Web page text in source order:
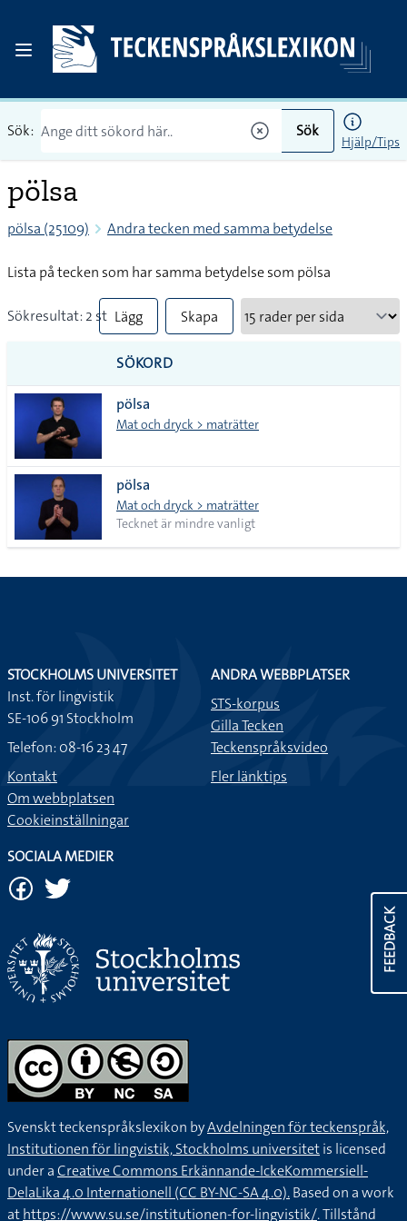
Sök: Sök
Hjälp/Tips
pölsa
pölsa (25109) Andra tecken med samma betydelse
Lista på tecken som har samma betydelse som pölsa
Sökresultat: 2 st Lägg
till
alla i
lista
Skapa
SÖKORD
pölsa
Mat och dryck > maträtter
pölsa
Mat och dryck > maträtter
Tecknet är mindre vanligt
FEEDBACK
STOCKHOLMS UNIVERSITET
Inst. för lingvistik
SE-106 91 Stockholm
Telefon: 08-16 23 47
Kontakt
Om webbplatsen
Cookieinställningar
ANDRA WEBBPLATSER
STS-korpus
Gilla Tecken
Teckenspråksvideo
Fler länktips
SOCIALA MEDIER
Svenskt teckenspråkslexikon byAvdelningen för teckenspråk,
Institutionen för lingvistik, Stockholms universitetis licensed
under aCreative Commons Erkännande-IckeKommersiell-
DelaLika 4.0 Internationell (CC BY-NC-SA 4.0).Based on a work
athttps://www.su.se/institutionen-for-lingvistik/. Tillstånd